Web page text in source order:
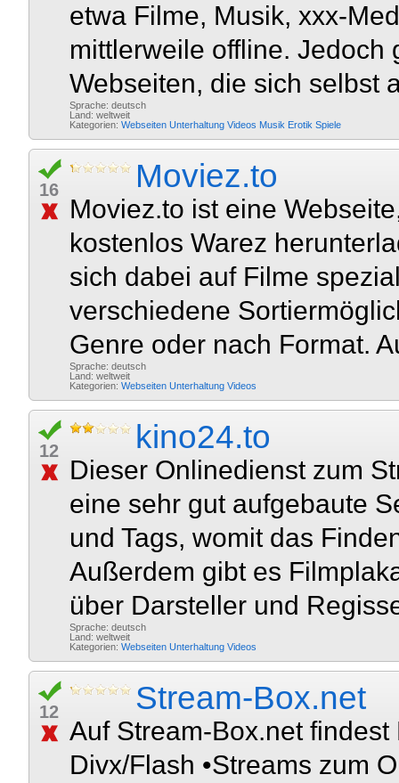
etwa Filme, Musik, xxx-
mittlerweile offline. Jedoch
Webseiten, die sich selbst
Sprache: deutsch
Land: weltweit
Kategorien: Webseiten Unterhaltung Videos Musik Erotik Spiele
16 Moviez.to
Moviez.to ist eine
kostenlos Warez
sich dabei auf Filme
verschiedene
Genre oder nach Format.
Sprache: deutsch
Land: weltweit
Kategorien: Webseiten Unterhaltung Videos
12 kino24.to
Dieser Onlinedienst zum
eine sehr gut aufgebaute
und Tags, womit das
Außerdem gibt es
über Darsteller und
Sprache: deutsch
Land: weltweit
Kategorien: Webseiten Unterhaltung Videos
12 Stream-Box.net
Auf Stream-Box.net
Divx/Flash •Streams zum